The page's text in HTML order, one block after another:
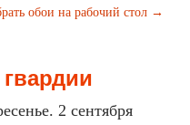
обои на рабочий стол →
2 сентября